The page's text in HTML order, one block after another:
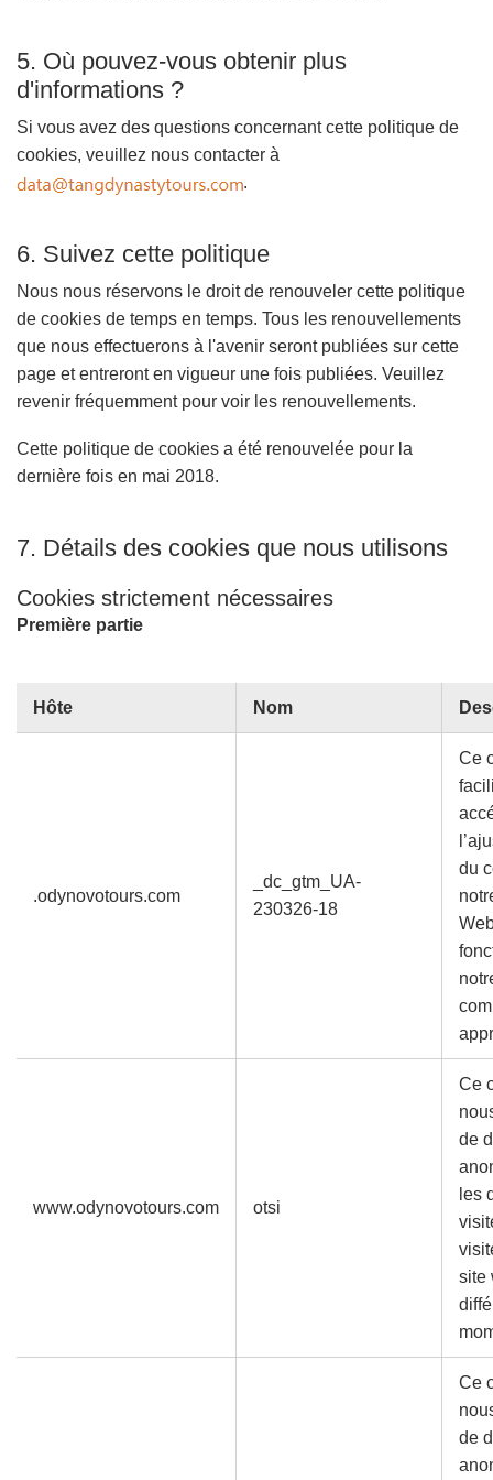
5. Où pouvez-vous obtenir plus
d'informations ?
Si vous avez des questions concernant cette politique de
cookies, veuillez nous contacter à
.
6. Suivez cette politique
Nous nous réservons le droit de renouveler cette politique
de cookies de temps en temps. Tous les renouvellements
que nous effectuerons à l'avenir seront publiées sur cette
page et entreront en vigueur une fois publiées. Veuillez
revenir fréquemment pour voir les renouvellements.
Cette politique de cookies a été renouvelée pour la
dernière fois en mai 2018.
7. Détails des cookies que nous utilisons
Cookies strictement nécessaires
Première partie
Hôte Nom
.odynovotours.com
_dc_gtm_UA-
230326-18
Ce
du
www.odynovotours.com otsi
Ce
de
les
site
Ce
de